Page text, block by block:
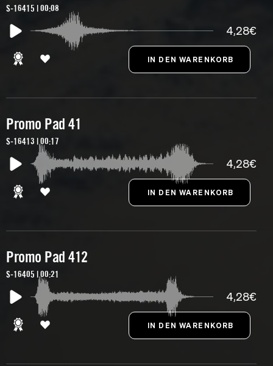
S-16415 | 00:08
4,28€
Promo Pad 41
S-16413 | 00:17
4,28€
Promo Pad 412
S-16405 | 00:21
4,28€